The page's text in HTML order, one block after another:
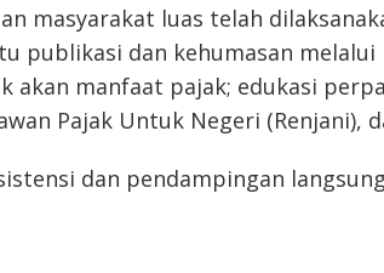
masyarakat luas telah
publikasi dan kehumasan melalui
akan manfaat pajak; edukasi
Pajak Untuk Negeri (Renjani),
dan pendampingan